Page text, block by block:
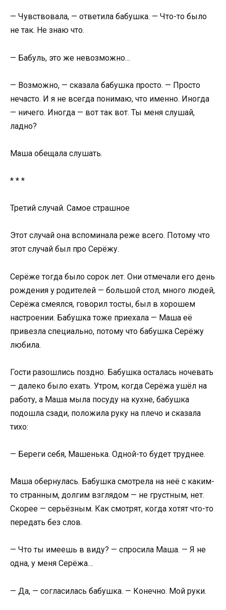
— Чувствовала, — ответила бабушка. — Что-то было
не так. Не знаю что.
— Бабуль, это же невозможно…
— Возможно, — сказала бабушка просто. — Просто
нечасто. И я не всегда понимаю, что именно. Иногда
— ничего. Иногда — вот так вот. Ты меня слушай,
ладно?
Маша обещала слушать.
* * *
Третий случай. Самое страшное
Этот случай она вспоминала реже всего. Потому что
этот случай был про Серёжу.
Серёже тогда было сорок лет. Они отмечали его день
рождения у родителей — большой стол, много людей,
Серёжа смеялся, говорил тосты, был в хорошем
настроении. Бабушка тоже приехала — Маша её
привезла специально, потому что бабушка Серёжу
любила.
Гости разошлись поздно. Бабушка осталась ночевать
— далеко было ехать. Утром, когда Серёжа ушёл на
работу, а Маша мыла посуду на кухне, бабушка
подошла сзади, положила руку на плечо и сказала
тихо:
— Береги себя, Машенька. Одной-то будет труднее.
Маша обернулась. Бабушка смотрела на неё с каким-
то странным, долгим взглядом — не грустным, нет.
Скорее — серьёзным. Как смотрят, когда хотят что-то
передать без слов.
— Что ты имеешь в виду? — спросила Маша. — Я не
одна, у меня Серёжа…
— Да, — согласилась бабушка. — Конечно. Мой руки.